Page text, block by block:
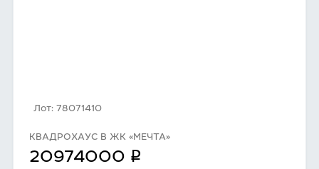
Лот: 78071410
КВАДРОХАУС В ЖК «МЕЧТА»
20974000 q